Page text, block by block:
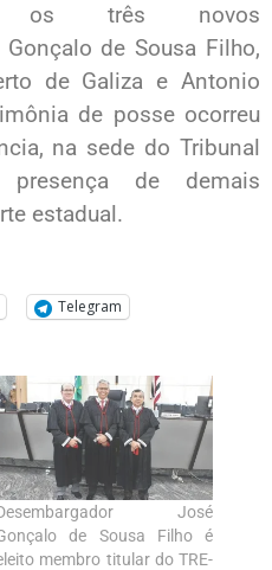
os três novos
de Sousa Filho,
de Galiza e Antonio
de posse ocorreu
na sede do Tribunal
de demais
estadual.
Telegram
José
de Sousa Filho é
membro titular do TRE-